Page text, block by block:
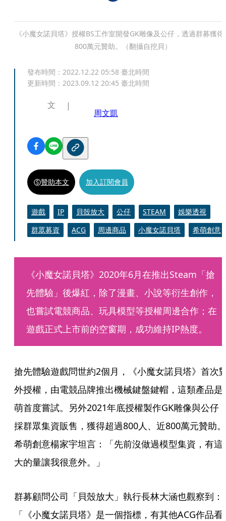
《小魔女諾貝塔》授權BS工作室開發GK雕像及公仔，透過群募獲得
800萬元贊助。（翻攝自挖貝）
發布時間： 2022.12.22 05:58 臺北時間
更新時間： 2023.09.12 20:45 臺北時間
文
周文凱
贊助本文 加入訂閱會員
遊戲 IP 貝殼放大 公仔 STEAM
娛樂透視
群眾募資
ACG 周邊商品 小魔女諾貝塔 希萌創意
《小魔女諾貝塔》2020年6月在推出Steam「搶
先體驗」後爆紅，除了漫畫、小說等衍生創作，
也嘗試電競商品、玩具模型等授權周邊合作；在
遊戲正式上市前的空窗期，成功維持IP熱度。
搶先體驗遊戲問世約2個月，《小魔女諾貝塔》首次
外授權，由電競品牌推出機械鍵盤鍵帽，這類產品是
萌首度嘗試。另外2021年底授權製作GK雕像與公仔
採群眾集資販售，獲得超過800人、近800萬元贊助。
希萌創意楊家宇坦言：「先前沒做過模型集資，有這
大的量讓我很意外。」
群募顧問公司「貝殼放大」執行長林大涵也觀察到：
「《小魔女諾貝塔》是一個指標，有其他ACG作品看